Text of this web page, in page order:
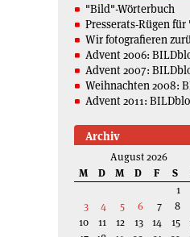
"Bild"-Wörterbuch
Presserats-Rügen
Wir fotografieren
Advent 2006:
Advent 2007:
Weihnachten 2008:
Advent 2011:
Archiv
August 2026
M
D M D F S
1
3
4 5 6 7 8
10
11 12 13 14 15